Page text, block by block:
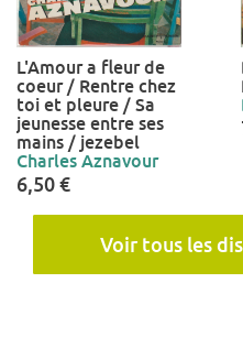
L'Amour a fleur de
coeur / Rentre chez
toi et pleure / Sa
jeunesse entre ses
mains / jezebel
Charles Aznavour
6,50 €
Voir tous les